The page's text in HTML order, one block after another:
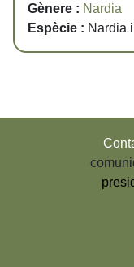
Gènere : Nardia
Espècie : Nardia